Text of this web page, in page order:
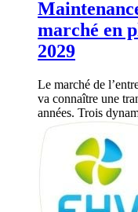
marché en
2029
Le marché de
va connaître une
années. Trois